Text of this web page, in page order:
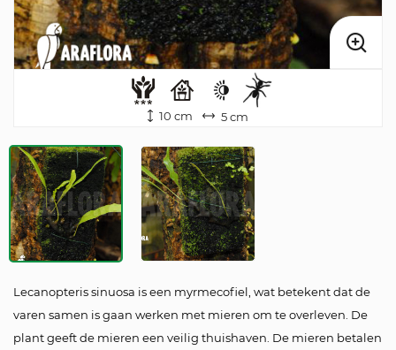
10 cm 5 cm
Lecanopteris sinuosa is een myrmecofiel, wat betekent dat de
varen samen is gaan werken met mieren om te overleven. De
plant geeft de mieren een veilig thuishaven. De mieren betalen